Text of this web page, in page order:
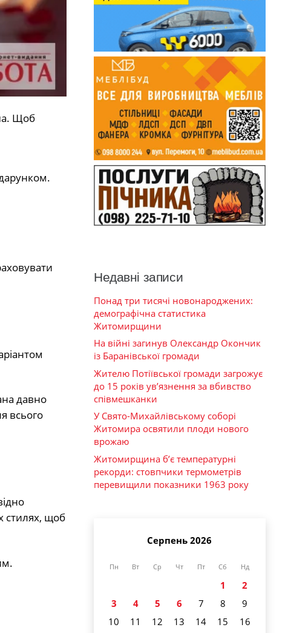
Щоб
давно
всього
стилях, щоб
Недавні записи
Понад три тисячі новонароджених:
демографічна статистика
Житомирщини
На війні загинув Олександр Окончик
із Баранівської громади
Жителю Потіївської громади загрожує
до 15 років ув’язнення за вбивство
співмешканки
У Свято-Михайлівському соборі
Житомира освятили плоди нового
врожаю
Житомирщина б’є температурні
рекорди: стовпчики термометрів
перевищили показники 1963 року
Серпень 2026
Пн Вт Ср Чт Пт Сб Нд
1
2
3
4 5 6 7 8
9
10
11 12 13 14 15
16